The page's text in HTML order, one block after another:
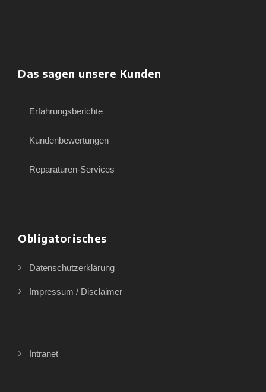
Das sagen unsere Kunden
Erfahrungsberichte
Kundenbewertungen
Reparaturen-Services
Obligatorisches
Datenschutzerklärung
Impressum / Disclaimer
Intranet